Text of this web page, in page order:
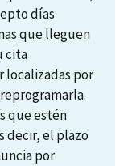
días
que lleguen
cita
localizadas por
que estén
decir, el plazo
por